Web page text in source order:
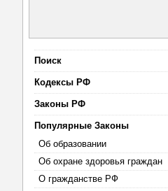
Поиск
Кодексы РФ
Законы РФ
Популярные Законы
Об образовании
Об охране здоровья граждан
О гражданстве РФ